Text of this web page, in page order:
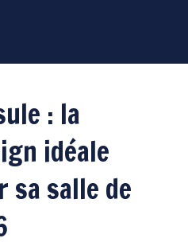
: la
idéale
sa salle de